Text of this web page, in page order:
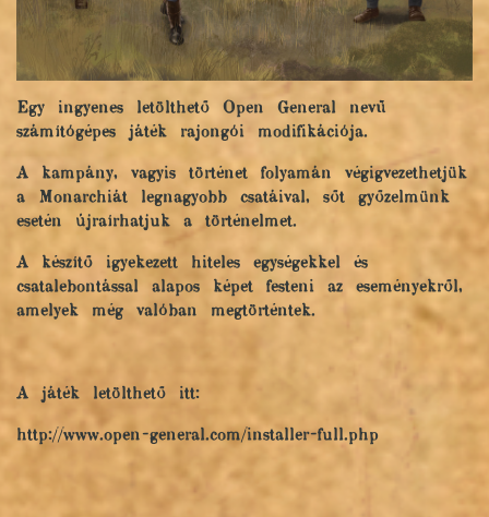
Egy ingyenes letölthető Open General nevű
számítógépes játék rajongói modifikációja.
A kampány, vagyis történet folyamán végigvezethetjük
a Monarchiát legnagyobb csatáival, sőt győzelmünk
esetén újraírhatjuk a történelmet.
A készítő igyekezett hiteles egységekkel és
csatalebontással alapos képet festeni az eseményekről,
amelyek még valóban megtörténtek.
A játék letölthető itt:
http://www.open-general.com/installer-full.php